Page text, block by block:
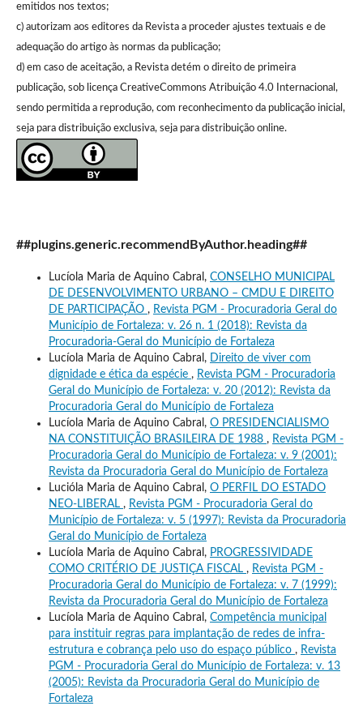
emitidos nos textos;
c) autorizam aos editores da Revista a proceder ajustes textuais e de
adequação do artigo às normas da publicação;
d) em caso de aceitação, a Revista detém o direito de primeira
publicação, sob licença CreativeCommons Atribuição 4.0 Internacional,
sendo permitida a reprodução, com reconhecimento da publicação inicial,
seja para distribuição exclusiva, seja para distribuição online.
##plugins.generic.recommendByAuthor.heading##
Lucíola Maria de Aquino Cabral, CONSELHO MUNICIPAL
DE DESENVOLVIMENTO URBANO – CMDU E DIREITO
DE PARTICIPAÇÃO , Revista PGM - Procuradoria Geral do
Município de Fortaleza: v. 26 n. 1 (2018): Revista da
Procuradoria-Geral do Município de Fortaleza
Lucíola Maria de Aquino Cabral, Direito de viver com
dignidade e ética da espécie , Revista PGM - Procuradoria
Geral do Município de Fortaleza: v. 20 (2012): Revista da
Procuradoria Geral do Município de Fortaleza
Lucíola Maria de Aquino Cabral, O PRESIDENCIALISMO
NA CONSTITUIÇÃO BRASILEIRA DE 1988 , Revista PGM -
Procuradoria Geral do Município de Fortaleza: v. 9 (2001):
Revista da Procuradoria Geral do Município de Fortaleza
Lucióla Maria de Aquino Cabral, O PERFIL DO ESTADO
NEO-LIBERAL , Revista PGM - Procuradoria Geral do
Município de Fortaleza: v. 5 (1997): Revista da Procuradoria
Geral do Município de Fortaleza
Lucíola Maria de Aquino Cabral, PROGRESSIVIDADE
COMO CRITÉRIO DE JUSTIÇA FISCAL , Revista PGM -
Procuradoria Geral do Município de Fortaleza: v. 7 (1999):
Revista da Procuradoria Geral do Município de Fortaleza
Lucíola Maria de Aquino Cabral, Competência municipal
para instituir regras para implantação de redes de infra-
estrutura e cobrança pelo uso do espaço público , Revista
PGM - Procuradoria Geral do Município de Fortaleza: v. 13
(2005): Revista da Procuradoria Geral do Município de
Fortaleza